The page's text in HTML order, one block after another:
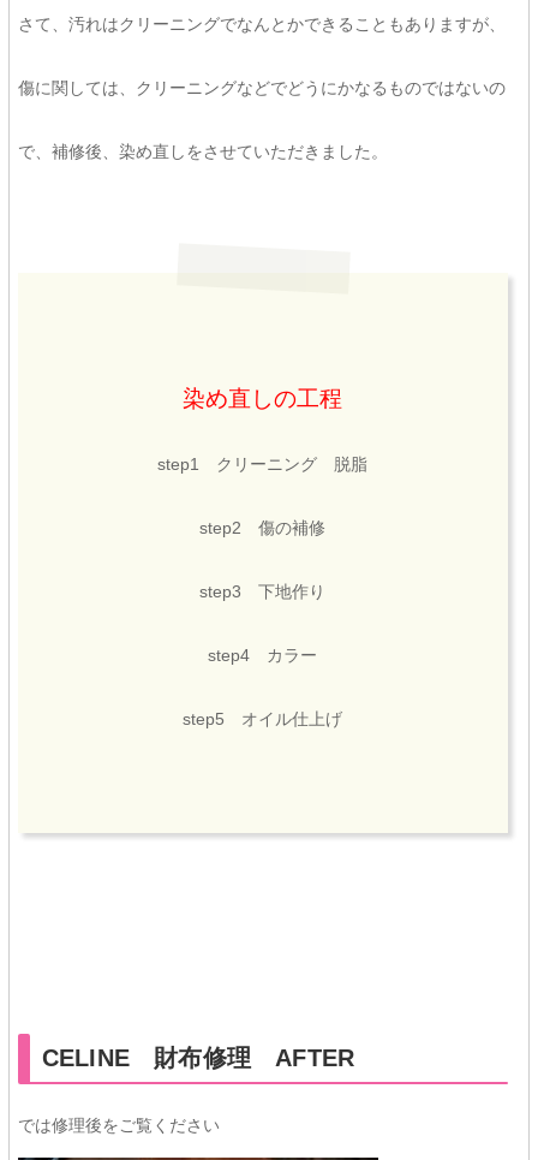
さて、汚れはクリーニングでなんとかできることもありますが、
傷に関しては、クリーニングなどでどうにかなるものではないの
で、補修後、染め直しをさせていただきました。
染め直しの工程
step1 クリーニング 脱脂
step2 傷の補修
step3 下地作り
step4 カラー
step5 オイル仕上げ
CELINE 財布修理 AFTER
では修理後をご覧ください